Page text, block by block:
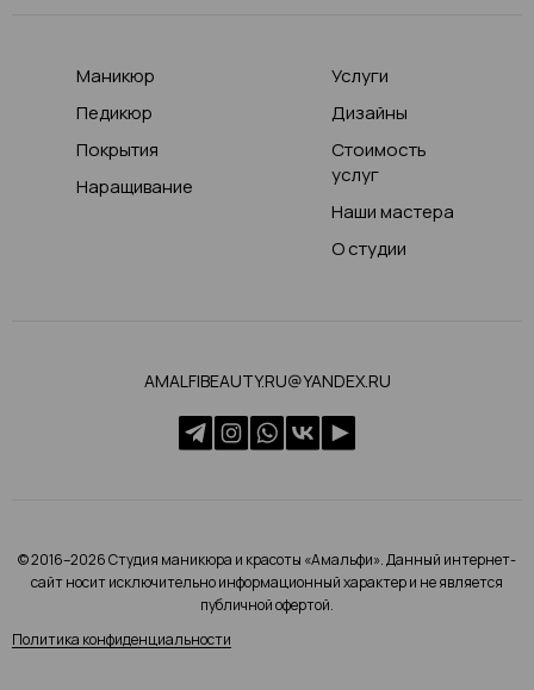
Маникюр
Педикюр
Покрытия
Наращивание
Услуги
Дизайны
Стоимость
услуг
Наши мастера
О студии
AMALFIBEAUTY.RU@YANDEX.RU
© 2016–2026 Студия маникюра и красоты «Амальфи». Данный интернет-
сайт носит исключительно информационный характер и не является
публичной офертой.
Политика конфиденциальности